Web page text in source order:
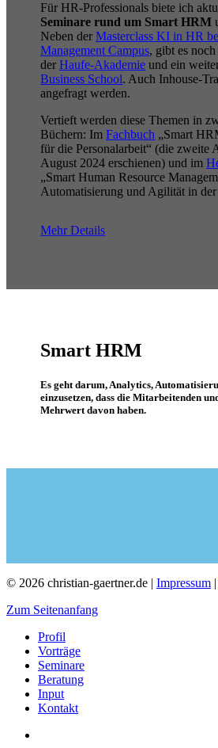
Für HR-Professionals biete ich
Seminare rund um Smart HRM
Neben derMasterclass KI in HR
Management Campus, gibt es
derHaufe-Akademie und ein
Business School. Auch Inhouse-
angefragt werden.
Vertieft werden diese Themen in
Büchern: ImFachbuch „Smart
für die Personalarbeit“ (die zweite
August 2024 erschienen) und im
„Smart Human Resource
Automatisierung und Agilität in der
Mehr Details
Smart HRM
Es geht darum, Analytics,
einzusetzen, dass die Mitarbeitenden
Mehrwert davon haben.
© 2026 christian-gaertner.de | Impressum |
Zum Seitenanfang
Profil
Vorträge
Seminare
Beratung
Input
Kontakt